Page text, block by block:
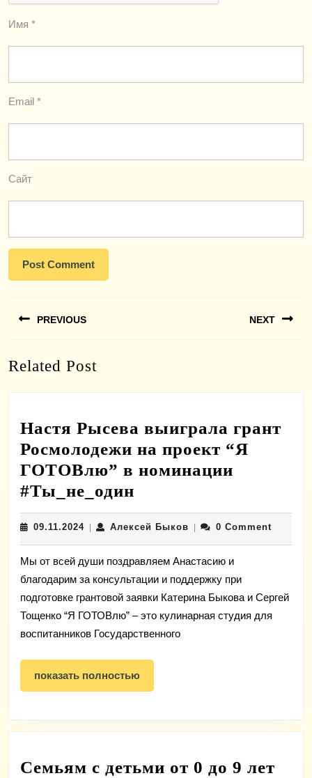
Имя *
Email *
Сайт
по
PREVIOUS
post:
NEXT
Related Post
Настя Рысева выиграла грант
Росмолодежи на проект “Я
ГОТОВлю” в номинации
#Ты_не_один
Рысева
выиграла
грант
Росмолодежи
на
проект
“Я
ГОТОВлю”
в
09.11.202409.11.2024Алексей БыковАлексей0 Comment
Мы от всей души поздравляем Анастасию и
благодарим за консультации и поддержку при
подготовке грантовой заявки Катерина Быкова и Сергей
Тощенко “Я ГОТОВлю” – это кулинарная студия для
воспитанников Государственного
показать полностьюпоказать
полностью
Семьям с детьми от 0 до 9 лет